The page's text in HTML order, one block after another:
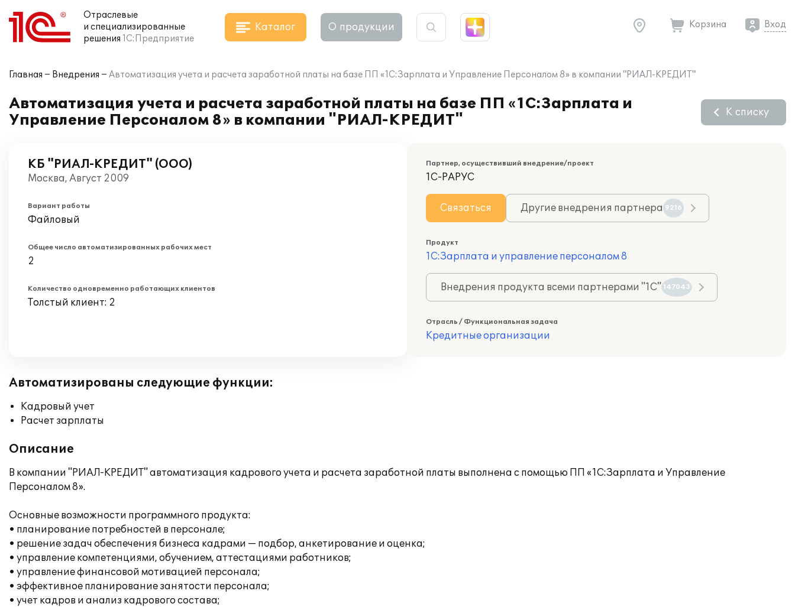
Отраслевые
и специализированные
решения 1С:Предприятие
Каталог О продукции Корзина Вход
Главная Внедрения Автоматизация учета и расчета заработной платы на базе ПП «1С:Зарплата и Управление Персоналом 8» в компании "РИАЛ-КРЕДИТ"
Автоматизация учета и расчета заработной платы на базе ПП «1С:Зарплата и
Управление Персоналом 8» в компании "РИАЛ-КРЕДИТ"
К списку
КБ "РИАЛ-КРЕДИТ" (ООО)
Москва, Август 2009
Вариант работы
Файловый
Общее число автоматизированных рабочих мест
2
Количество одновременно работающих клиентов
Толстый клиент: 2
Партнер, осуществивший внедрение/проект
1С-РАРУС
Связаться Другие внедрения партнера 9216
Продукт
1С:Зарплата и управление персоналом 8
Внедрения продукта всеми партнерами "1С" 147043
Отрасль / Функциональная задача
Кредитные организации
Автоматизированы следующие функции:
Кадровый учет
Расчет зарплаты
Описание
В компании "РИАЛ-КРЕДИТ" автоматизация кадрового учета и расчета заработной платы выполнена с помощью ПП «1С:Зарплата и Управление
Персоналом 8».
Основные возможности программного продукта:
• планирование потребностей в персонале;
• решение задач обеспечения бизнеса кадрами — подбор, анкетирование и оценка;
• управление компетенциями, обучением, аттестациями работников;
• управление финансовой мотивацией персонала;
• эффективное планирование занятости персонала;
• учет кадров и анализ кадрового состава;